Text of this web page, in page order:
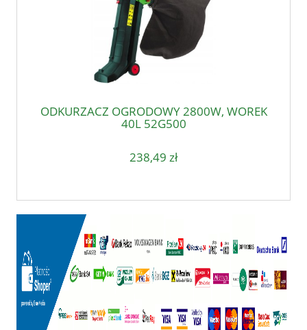
ODKURZACZ OGRODOWY 2800W, WOREK
40L 52G500
238,49 zł